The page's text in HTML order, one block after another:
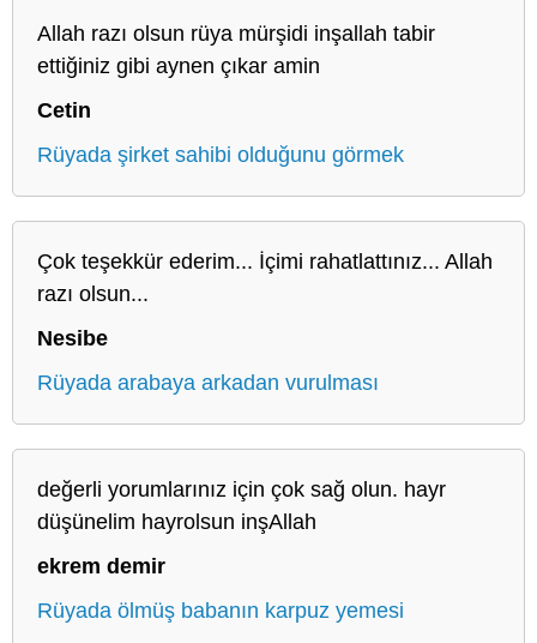
Allah razı olsun rüya mürşidi inşallah tabir
ettiğiniz gibi aynen çıkar amin
Cetin
Rüyada şirket sahibi olduğunu görmek
Çok teşekkür ederim... İçimi rahatlattınız... Allah
razı olsun...
Nesibe
Rüyada arabaya arkadan vurulması
değerli yorumlarınız için çok sağ olun. hayr
düşünelim hayrolsun inşAllah
ekrem demir
Rüyada ölmüş babanın karpuz yemesi